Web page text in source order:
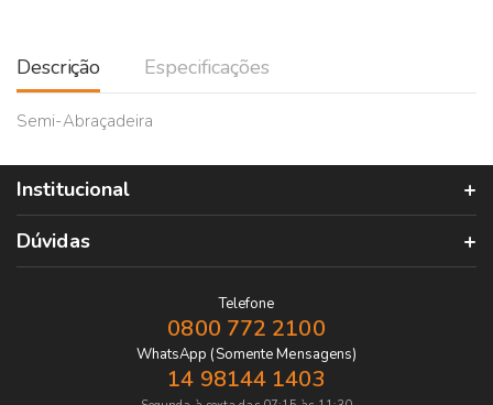
Descrição Especificações
Semi-Abraçadeira
Institucional
Dúvidas
Telefone
0800 772 2100
WhatsApp (Somente Mensagens)
14 98144 1403